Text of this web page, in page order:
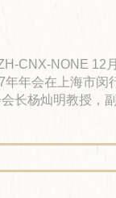
12月17日，“南舍•
年年会在上海市闵
长杨灿明教授，
，在上海校友